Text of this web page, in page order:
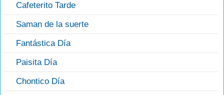
Cafeterito Tarde
Saman de la suerte
Fantástica Día
Paisita Día
Chontico Día